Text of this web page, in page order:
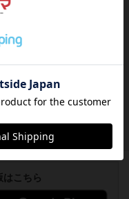
/ 戦闘指揮官
社が出版した、通称パープル
】2026年新版、いくつかのル
追加...
はこちら